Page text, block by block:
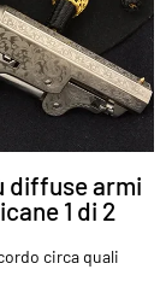
diffuse armi
1 di 2
circa quali